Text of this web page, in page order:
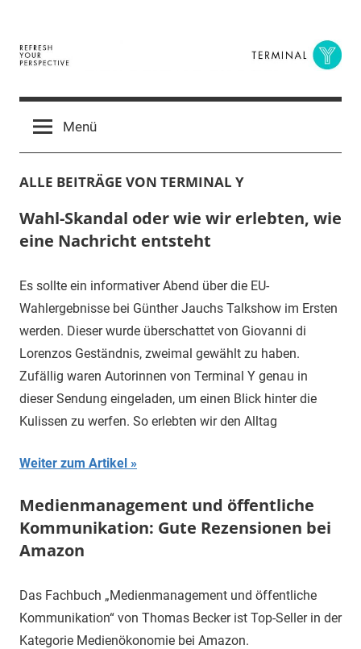
springen
Terminal
Y
Digital
BusinessMenü
ALLE BEITRÄGE VON TERMINAL Y
Wahl-Skandal oder wie wir erlebten, wie
eine Nachricht entsteht
Es sollte ein informativer Abend über die EU-
Wahlergebnisse bei Günther Jauchs Talkshow im Ersten
werden. Dieser wurde überschattet von Giovanni di
Lorenzos Geständnis, zweimal gewählt zu haben.
Zufällig waren Autorinnen von Terminal Y genau in
dieser Sendung eingeladen, um einen Blick hinter die
Kulissen zu werfen. So erlebten wir den Alltag
Weiter zum Artikel
Medienmanagement und öffentliche
Kommunikation: Gute Rezensionen bei
Amazon
Das Fachbuch „Medienmanagement und öffentliche
Kommunikation“ von Thomas Becker ist Top-Seller in der
Kategorie Medienökonomie bei Amazon.